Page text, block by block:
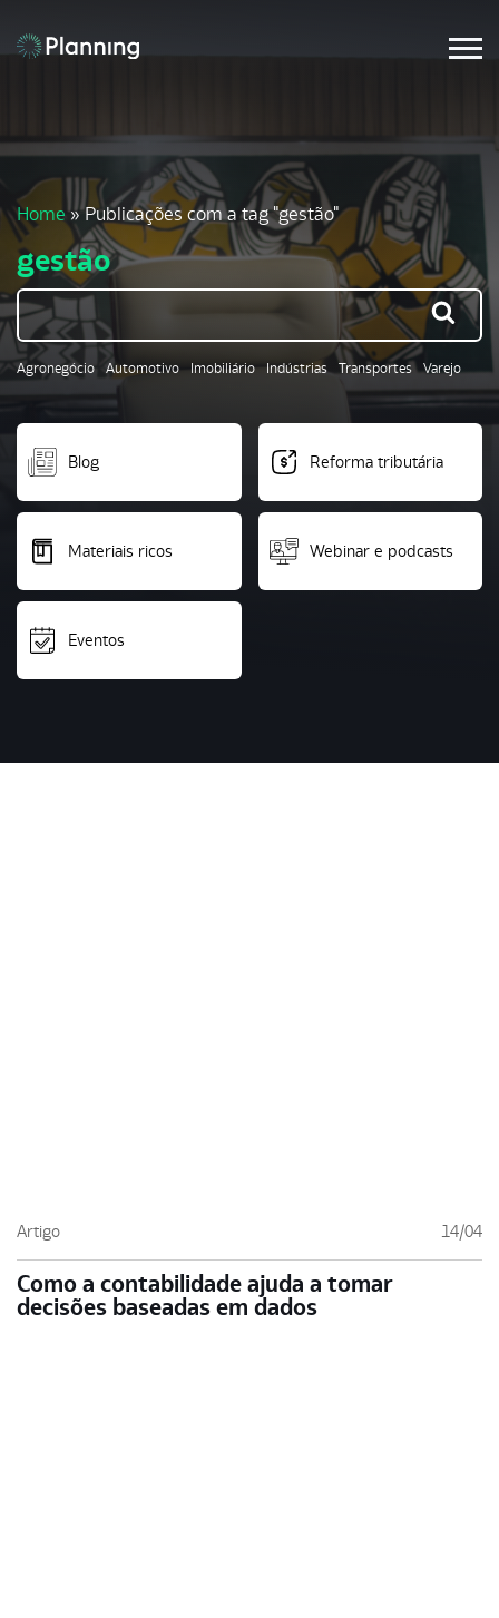
Home»Publicações com a tag "gestão"
gestão
Agronegócio Automotivo Imobiliário Indústrias Transportes Varejo
Blog Reforma tributária
Materiais ricos Webinar e podcasts
Eventos
Artigo 14/04
Como a contabilidade ajuda a tomar
decisões baseadas em dados